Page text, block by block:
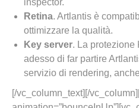
Retina. Artlantis è
ottimizzare la qualità.
Key server. La protezione
adesso di far partire
servizio di rendering,
[/vc_column_text][/